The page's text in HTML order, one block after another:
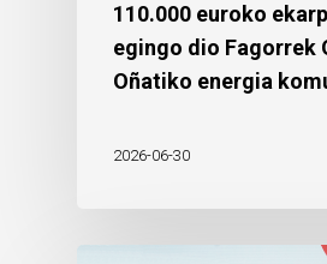
110.000 euroko
egingo dio Fagorrek
Oñatiko energia
2026-06-30